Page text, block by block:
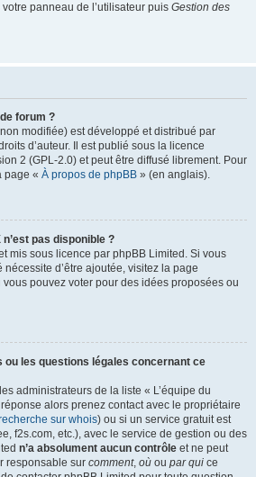
panneau de l’utilisateur puis Gestion des
forum ?
modifiée) est développé et distribué par
d’auteur. Il est publié sous la licence
2 (GPL-2.0) et peut être diffusé librement. Pour
page « À propos de phpBB » (en anglais).
pas disponible ?
mis sous licence par phpBB Limited. Si vous
d’être ajoutée, visitez la page
pouvez voter pour des idées proposées ou
ou les questions légales concernant ce
administrateurs de la liste « L’équipe du
alors prenez contact avec le propriétaire
sur whois) ou si un service gratuit est
f2s.com, etc.), avec le service de gestion ou des
n’a absolument aucun contrôle et ne peut
responsable sur comment, où ou par qui ce